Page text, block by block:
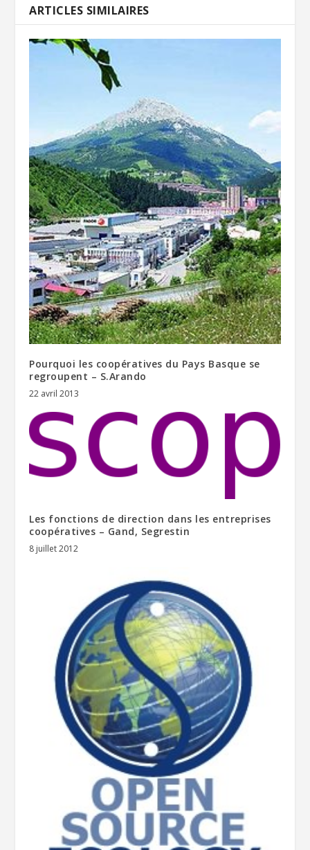
ARTICLES SIMILAIRES
Pourquoi les coopératives du Pays Basque se
regroupent – S.Arando
22 avril 2013
Les fonctions de direction dans les entreprises
coopératives – Gand, Segrestin
8 juillet 2012